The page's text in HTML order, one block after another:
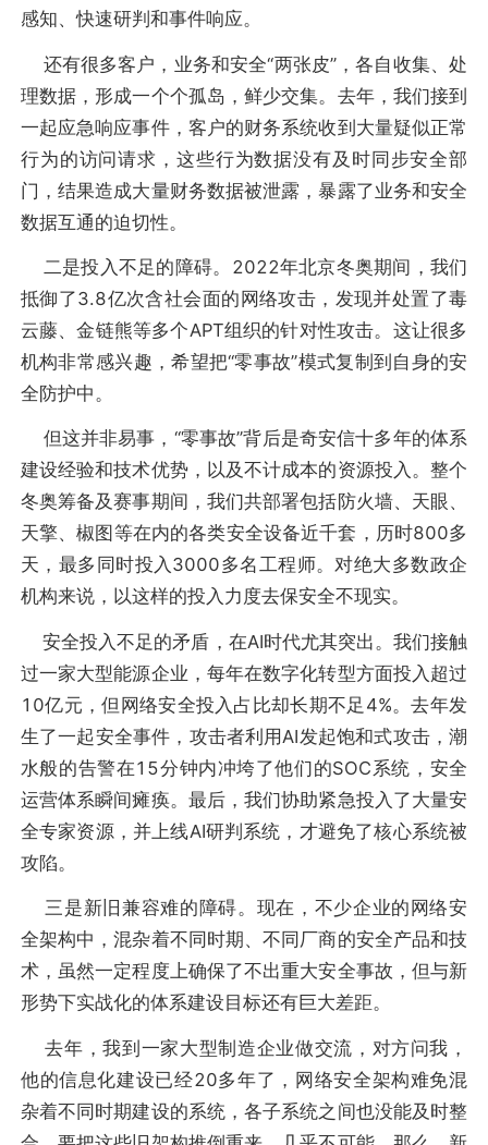
感知、快速研判和事件响应。
还有很多客户，业务和安全“两张皮”，各自收集、处
理数据，形成一个个孤岛，鲜少交集。去年，我们接到
一起应急响应事件，客户的财务系统收到大量疑似正常
行为的访问请求，这些行为数据没有及时同步安全部
门，结果造成大量财务数据被泄露，暴露了业务和安全
数据互通的迫切性。
二是投入不足的障碍。2022年北京冬奥期间，我们
抵御了3.8亿次含社会面的网络攻击，发现并处置了毒
云藤、金链熊等多个APT组织的针对性攻击。这让很多
机构非常感兴趣，希望把“零事故”模式复制到自身的安
全防护中。
但这并非易事，“零事故”背后是奇安信十多年的体系
建设经验和技术优势，以及不计成本的资源投入。整个
冬奥筹备及赛事期间，我们共部署包括防火墙、天眼、
天擎、椒图等在内的各类安全设备近千套，历时800多
天，最多同时投入3000多名工程师。对绝大多数政企
机构来说，以这样的投入力度去保安全不现实。
安全投入不足的矛盾，在AI时代尤其突出。我们接触
过一家大型能源企业，每年在数字化转型方面投入超过
10亿元，但网络安全投入占比却长期不足4%。去年发
生了一起安全事件，攻击者利用AI发起饱和式攻击，潮
水般的告警在15分钟内冲垮了他们的SOC系统，安全
运营体系瞬间瘫痪。最后，我们协助紧急投入了大量安
全专家资源，并上线AI研判系统，才避免了核心系统被
攻陷。
三是新旧兼容难的障碍。现在，不少企业的网络安
全架构中，混杂着不同时期、不同厂商的安全产品和技
术，虽然一定程度上确保了不出重大安全事故，但与新
形势下实战化的体系建设目标还有巨大差距。
去年，我到一家大型制造企业做交流，对方问我，
他的信息化建设已经20多年了，网络安全架构难免混
杂着不同时期建设的系统，各子系统之间也没能及时整